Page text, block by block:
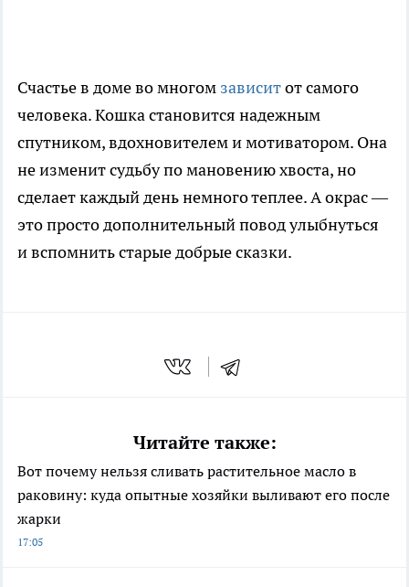
Счастье в доме во многом зависитот самого
человека. Кошка становится надежным
спутником, вдохновителем и мотиватором. Она
не изменит судьбу по мановению хвоста, но
сделает каждый день немного теплее. А окрас —
это просто дополнительный повод улыбнуться
и вспомнить старые добрые сказки.
Читайте также:
Вот почему нельзя сливать растительное масло в
раковину: куда опытные хозяйки выливают его после
жарки
17:05